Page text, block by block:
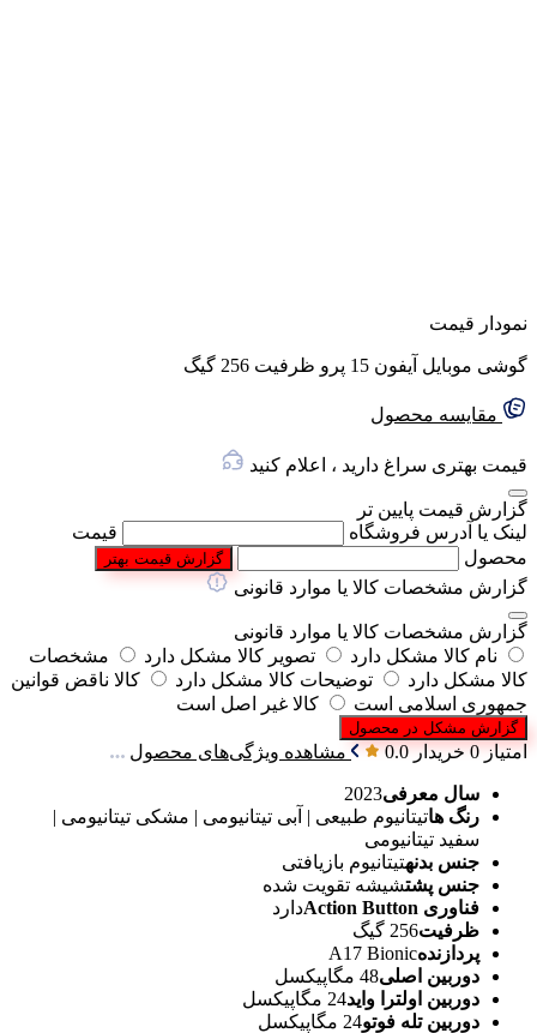
نمودار قیمت
گوشی موبایل آیفون 15 پرو ظرفیت 256 گیگ
مقایسه محصول
قیمت بهتری سراغ دارید ، اعلام کنید
گزارش قیمت پایین تر
لینک یا آدرس فروشگاه
قیمت
محصول
گزارش قیمت بهتر
گزارش مشخصات کالا یا موارد قانونی
گزارش مشخصات کالا یا موارد قانونی
نام کالا مشکل دارد
تصویر کالا مشکل دارد
مشخصات
کالا مشکل دارد
توضیحات کالا مشکل دارد
کالا ناقض قوانین
جمهوری اسلامی است
کالا غیر اصل است
گزارش مشکل در محصول
امتیاز 0 خریدار 0.0 مشاهده ویژگی‌های محصول
سال معرفی2023
رنگ‌ هاتیتانیوم طبیعی | آبی تیتانیومی | مشکی تیتانیومی |
سفید تیتانیومی
جنس بدنهتیتانیوم بازیافتی
جنس پشتشیشه تقویت شده
فناوری Action Button
دارد
ظرفیت256 گیگ
پردازندهA17 Bionic
دوربین اصلی48 مگاپیکسل
دوربین اولترا واید24 مگاپیکسل
دوربین تله فوتو24 مگاپیکسل